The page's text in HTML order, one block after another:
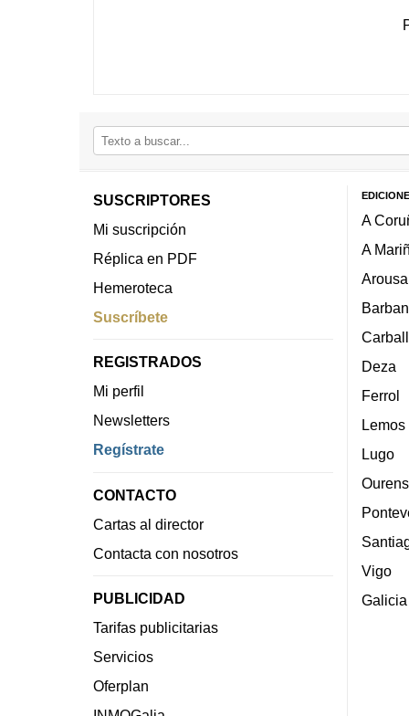
SUSCRIPTORES
Mi suscripción
Réplica en PDF
Hemeroteca
Suscríbete
REGISTRADOS
Mi perfil
Newsletters
Regístrate
CONTACTO
Cartas al director
Contacta con nosotros
PUBLICIDAD
Tarifas publicitarias
Servicios
Oferplan
A
A
Arousa
Deza
Ferrol
Lemos
Lugo
Vigo